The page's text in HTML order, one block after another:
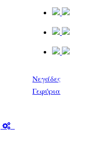
Νεγάδες
Γεφύρια